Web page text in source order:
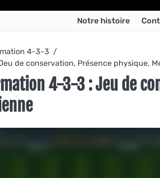
Notre histoire
4-3-3
de conservation, Présence physique,
4-3-3 : Jeu de